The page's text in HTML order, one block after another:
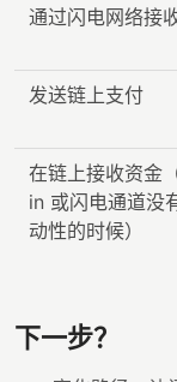
通过闪电网络接
发送链上支付
在链上接收资金
in 或闪电通道没
动性的时候）
下一步？